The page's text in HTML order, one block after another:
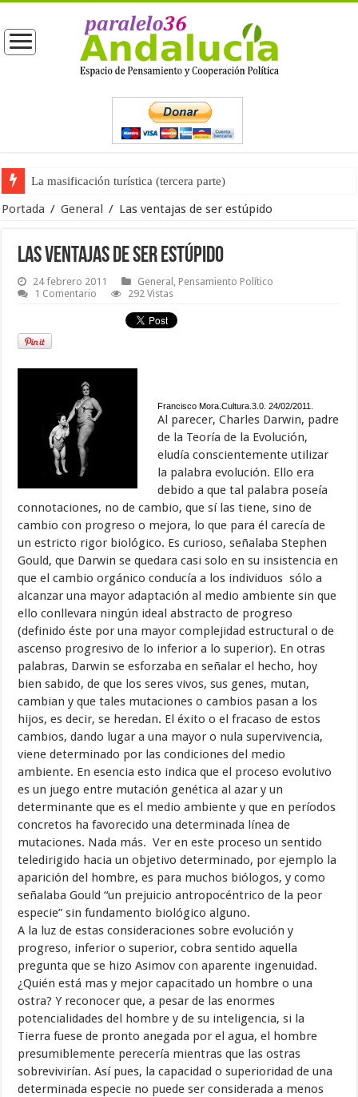
La masificación turística (tercera parte)
La opinión pública ante las próximas elecciones generales
Portada / General / Las ventajas de ser estúpido
Las ventajas de ser estúpido
24 febrero 2011 General , Pensamiento Político
1 Comentario
292 Vistas
Francisco Mora.Cultura.3.0. 24/02/2011.
Al parecer, Charles Darwin, padre
de la Teoría de la Evolución,
eludía conscientemente utilizar
la palabra evolución. Ello era
debido a que tal palabra poseía
connotaciones, no de cambio, que sí las tiene, sino de
cambio con progreso o mejora, lo que para él carecía de
un estricto rigor biológico. Es curioso, señalaba Stephen
Gould, que Darwin se quedara casi solo en su insistencia en
que el cambio orgánico conducía a los individuos sólo a
alcanzar una mayor adaptación al medio ambiente sin que
ello conllevara ningún ideal abstracto de progreso
(definido éste por una mayor complejidad estructural o de
ascenso progresivo de lo inferior a lo superior). En otras
palabras, Darwin se esforzaba en señalar el hecho, hoy
bien sabido, de que los seres vivos, sus genes, mutan,
cambian y que tales mutaciones o cambios pasan a los
hijos, es decir, se heredan. El éxito o el fracaso de estos
cambios, dando lugar a una mayor o nula supervivencia,
viene determinado por las condiciones del medio
ambiente. En esencia esto indica que el proceso evolutivo
es un juego entre mutación genética al azar y un
determinante que es el medio ambiente y que en períodos
concretos ha favorecido una determinada línea de
mutaciones. Nada más. Ver en este proceso un sentido
teledirigido hacia un objetivo determinado, por ejemplo la
aparición del hombre, es para muchos biólogos, y como
señalaba Gould “un prejuicio antropocéntrico de la peor
especie” sin fundamento biológico alguno.
A la luz de estas consideraciones sobre evolución y
progreso, inferior o superior, cobra sentido aquella
pregunta que se hizo Asimov con aparente ingenuidad.
¿Quién está mas y mejor capacitado un hombre o una
ostra? Y reconocer que, a pesar de las enormes
potencialidades del hombre y de su inteligencia, si la
Tierra fuese de pronto anegada por el agua, el hombre
presumiblemente perecería mientras que las ostras
sobrevivirían. Así pues, la capacidad o superioridad de una
determinada especie no puede ser considerada a menos